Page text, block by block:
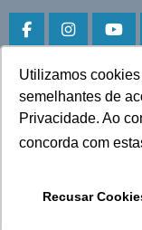
Utilizamos
semelhantes de
Privacidade. Ao
concorda com
Recusar
Faça download
Play Store e App
Todos os